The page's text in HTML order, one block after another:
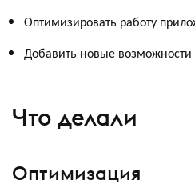
Оптимизировать работу
Добавить новые
Что делали
Оптимизация